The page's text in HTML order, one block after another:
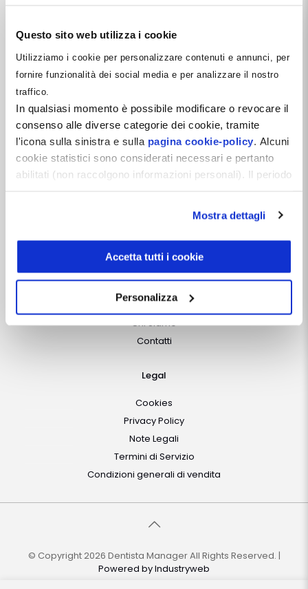
Questo sito web utilizza i cookie
Utilizziamo i cookie per personalizzare contenuti e annunci, per
fornire funzionalità dei social media e per analizzare il nostro
traffico.
In qualsiasi momento è possibile modificare o revocare il
consenso alle diverse categorie dei cookie, tramite
l'icona sulla sinistra e sulla pagina cookie-policy . Alcuni
cookie statistici sono considerati necessari e pertanto
abilitati (non raccolgono informazioni personali). Il periodo
indirizzo:dentistamanager.it/contatti-dentista-
Chiudendo questo banner tramite apposita X in alto a
Mostra dettagli
Accetta tutti i cookie
Personalizza
Dentista Manager S.r.l.
Via Dante, 2
Zelo Buon Persico (LO)
P.IVA 12066550968
REA LO-2638310
Capitale Sociale i.v. 10.000 €
Iscriviti gratis alla Newsletter
Chi Siamo
Chi Siamo
Contatti
Legal
Cookies
Privacy Policy
Note Legali
Termini di Servizio
Condizioni generali di vendita
© Copyright 2026 Dentista Manager All Rights Reserved. |
Powered byIndustryweb